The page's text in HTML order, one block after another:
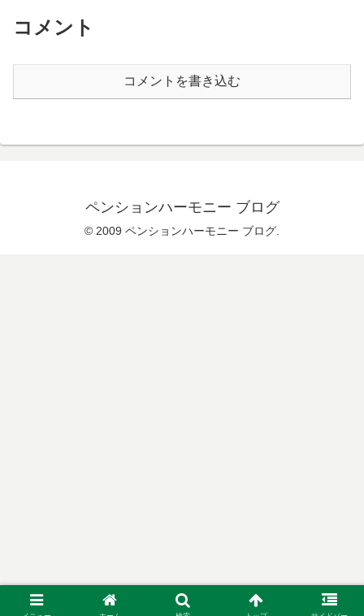
コメント
コメントを書き込む
ペンションハーモニー ブログ
© 2009 ペンションハーモニー ブログ.